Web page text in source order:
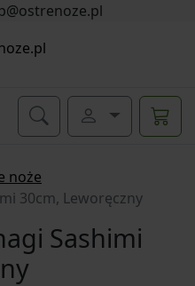
noże
30cm, Leworęczny
Sashimi